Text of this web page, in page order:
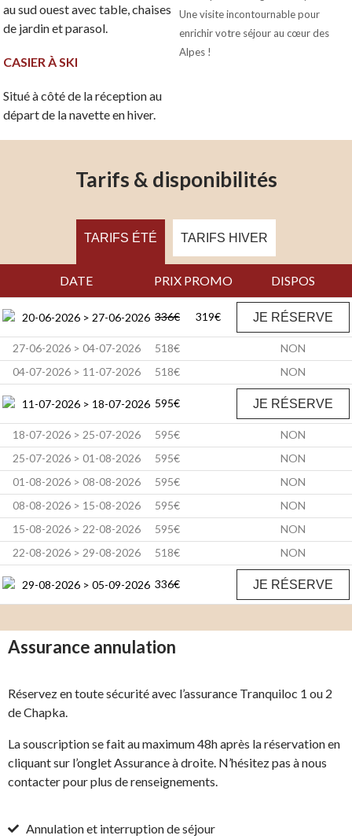
au sud ouest avec table, chaises
de jardin et parasol.
CASIER À SKI
Situé à côté de la réception au
départ de la navette en hiver.
Une visite incontournable pour
enrichir votre séjour au cœur des
Alpes !
Tarifs & disponibilités
TARIFS ÉTÉ TARIFS HIVER
DATE PRIX PROMO DISPOS
20-06-2026 > 27-06-2026 336€ 319€ JE RÉSERVE
27-06-2026 > 04-07-2026 518€
NON
04-07-2026 > 11-07-2026
518€ NON
11-07-2026 > 18-07-2026 595€ JE RÉSERVE
18-07-2026 > 25-07-2026 595€
NON
25-07-2026 > 01-08-2026
595€
NON
01-08-2026 > 08-08-2026
595€
NON
08-08-2026 > 15-08-2026
595€
NON
15-08-2026 > 22-08-2026
595€
NON
22-08-2026 > 29-08-2026
518€ NON
29-08-2026 > 05-09-2026 336€ JE RÉSERVE
Assurance annulation
Réservez en toute sécurité avec l’assurance Tranquiloc 1 ou 2
de Chapka.
La souscription se fait au maximum 48h après la réservation en
cliquant sur l’onglet Assurance à droite. N’hésitez pas à nous
contacter pour plus de renseignements.
Annulation et interruption de séjour